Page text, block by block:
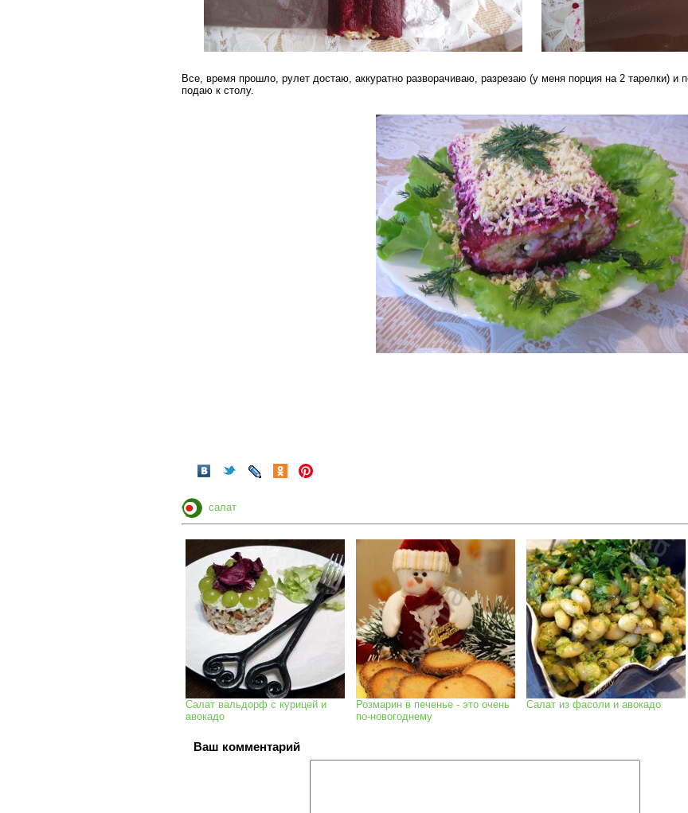
Все, время прошло, рулет достаю, аккуратно разворачиваю, разрезаю (у меня порция на 2 тарелки) и
подаю к столу.
салат
Салат вальдорф с курицей и
авокадо
Розмарин в печенье - это очень
по-новогоднему
Салат из фасоли и авокадо
Ваш комментарий